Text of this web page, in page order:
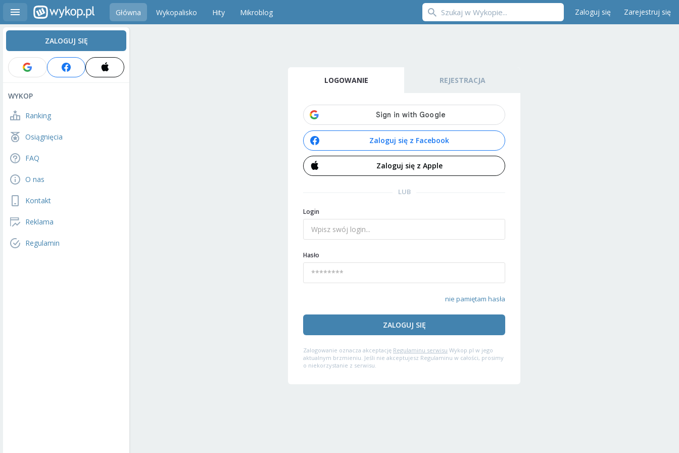
Główna Wykopalisko Hity Mikroblog Zaloguj się Zarejestruj się
ZALOGUJ SIĘ
WYKOP
Ranking
Osiągnięcia
FAQ
O nas
Kontakt
Reklama
Regulamin
LOGOWANIE REJESTRACJA
Zaloguj się z Facebook
Zaloguj się z Apple
LUB
Login
Hasło
nie pamiętam hasła
ZALOGUJ SIĘ
Zalogowanie oznacza akceptację Regulaminu serwisu Wykop.pl w jego
aktualnym brzmieniu. Jeśli nie akceptujesz Regulaminu w całości, prosimy
o niekorzystanie z serwisu.